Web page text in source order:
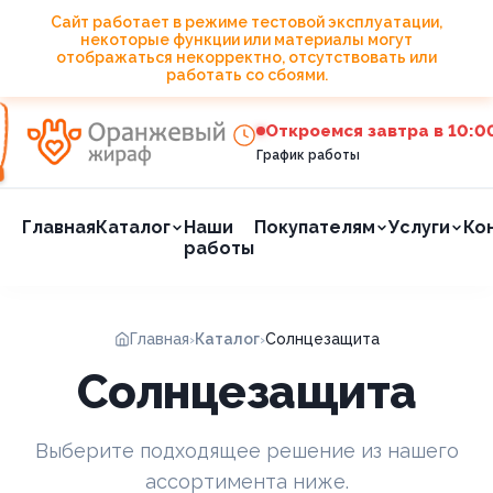
Сайт работает в режиме тестовой эксплуатации,
некоторые функции или материалы могут
отображаться некорректно, отсутствовать или
работать со сбоями.
Откроемся завтра в
График работы
ГлавнаяКаталог
Жалюзи
Наши
работы
Покупателям Услуги
Главная›Каталог›Солнцезащита
Солнцезащита
Выберите подходящее решение из нашего
ассортимента ниже.
Онлайн-расчет стоимости